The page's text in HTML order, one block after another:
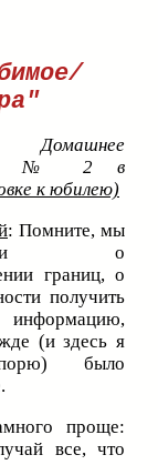
№ 2 в
к юбилею)
: Помните, мы
о
границ, о
получить
(и здесь я
было
проще:
все, что